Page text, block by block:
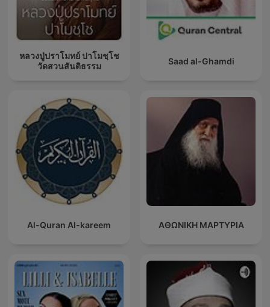
หลวงปู่ปราโมทย์ ปาโมชฺโช
วัดสวนสันติธรรม
Saad al-Ghamdi
Al-Quran Al-kareem ΑΘΩΝΙΚΗ ΜΑΡΤΥΡΙΑ